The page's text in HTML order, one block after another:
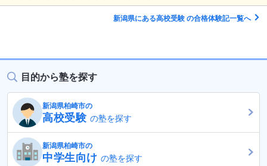
新潟県にある高校受験 の合格体験記一覧へ
目的から塾を探す
新潟県柏崎市の
高校受験 の塾を探す
新潟県柏崎市の
中学生向けの塾を探す